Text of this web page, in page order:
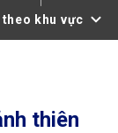
khu vực
thiên